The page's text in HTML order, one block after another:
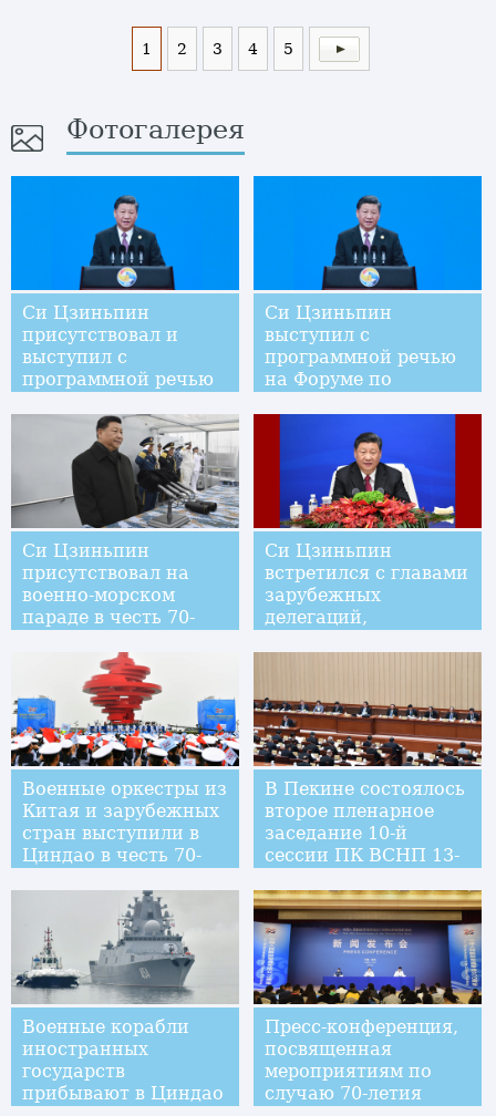
1 2 3 4 5
Фотогалерея
Си Цзиньпин
присутствовал и
выступил с
программной речью
Форума высокого
уровня по
международному
сотрудничеству в
рамках "Пояса и
пути"
Си Цзиньпин
выступил с
программной речью
на Форуме по
рамках "Пояса и
Си Цзиньпин
присутствовал на
военно-морском
параде в честь 70-
ВМС НОАК
Си Цзиньпин
встретился с главами
зарубежных
делегаций,
случаю 70-летия
образования ВМС
НОАК
Военные оркестры из
Китая и зарубежных
стран выступили в
Циндао в честь 70-
В Пекине состоялось
второе пленарное
заседание 10-й
сессии ПК ВСНП 13-
Военные корабли
иностранных
государств
прибывают в Циндао
Пресс-конференция,
посвященная
мероприятиям по
случаю 70-летия